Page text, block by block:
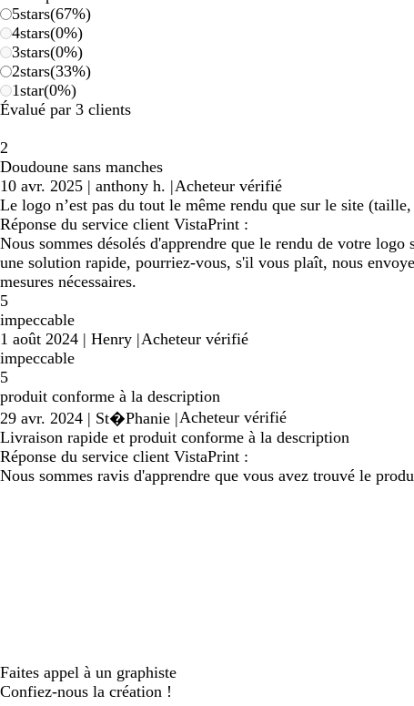
5stars(67%)
4stars(0%)
3stars(0%)
2stars(33%)
1star(0%)
Évalué par 3 clients
2
Doudoune sans manches
10 avr. 2025 | anthony h. |Acheteur vérifié
Le logo n’est pas du tout le même rendu que sur le site
Réponse du service client VistaPrint :
Nous sommes désolés d'apprendre que le rendu de votre
une solution rapide, pourriez-vous, s'il vous plaît, nous
mesures nécessaires.
5
impeccable
1 août 2024 | Henry |Acheteur vérifié
impeccable
5
produit conforme à la description
29 avr. 2024 | St�Phanie |Acheteur vérifié
Livraison rapide et produit conforme à la description
Réponse du service client VistaPrint :
Nous sommes ravis d'apprendre que vous avez trouvé le
Faites appel à un graphiste
Confiez-nous la création !